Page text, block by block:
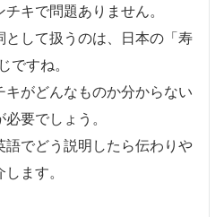
キで問題ありません。
して扱うのは、日本の「寿
ですね。
がどんなものか分からない
要でしょう。
語でどう説明したら伝わりや
ます。